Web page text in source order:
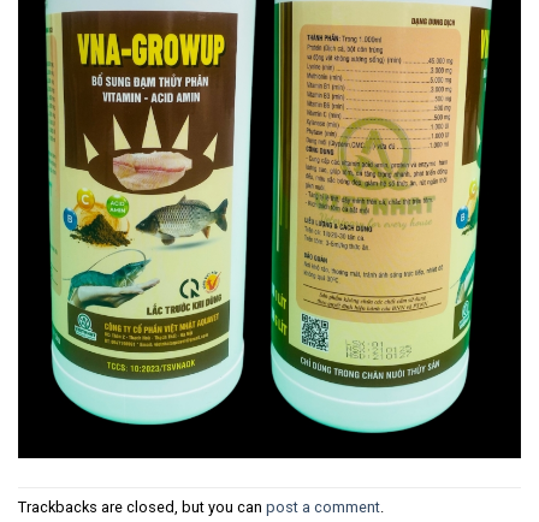
Trackbacks are closed, but you can post a comment